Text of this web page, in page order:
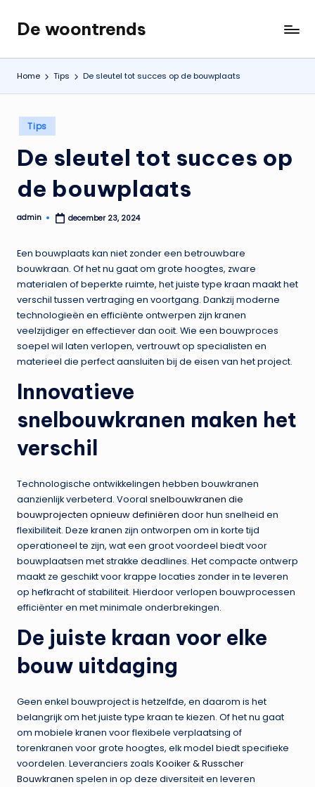
de
inhoud
De woontrends
Interieur
en
lifestyle
Home Tips De sleutel tot succes op de bouwplaats
Geplaatst
in
Tips
De sleutel tot succes op
de bouwplaats
Geplaatst
admin december 23, 2024
Een bouwplaats kan niet zonder een betrouwbare
bouwkraan. Of het nu gaat om grote hoogtes, zware
materialen of beperkte ruimte, het juiste type kraan maakt het
verschil tussen vertraging en voortgang. Dankzij moderne
technologieën en efficiënte ontwerpen zijn kranen
veelzijdiger en effectiever dan ooit. Wie een bouwproces
soepel wil laten verlopen, vertrouwt op specialisten en
materieel die perfect aansluiten bij de eisen van het project.
Innovatieve
snelbouwkranen maken het
verschil
Technologische ontwikkelingen hebben bouwkranen
aanzienlijk verbeterd. Vooral snelbouwkranen die
bouwprojecten opnieuw definiëren door hun snelheid en
flexibiliteit. Deze kranen zijn ontworpen om in korte tijd
operationeel te zijn, wat een groot voordeel biedt voor
bouwplaatsen met strakke deadlines. Het compacte ontwerp
maakt ze geschikt voor krappe locaties zonder in te leveren
op hefkracht of stabiliteit. Hierdoor verlopen bouwprocessen
efficiënter en met minimale onderbrekingen.
De juiste kraan voor elke
bouw uitdaging
Geen enkel bouwproject is hetzelfde, en daarom is het
belangrijk om het juiste type kraan te kiezen. Of het nu gaat
om mobiele kranen voor flexibele verplaatsing of
torenkranen voor grote hoogtes, elk model biedt specifieke
voordelen. Leveranciers zoals Kooiker & Russcher
Bouwkranen spelen in op deze diversiteit en leveren